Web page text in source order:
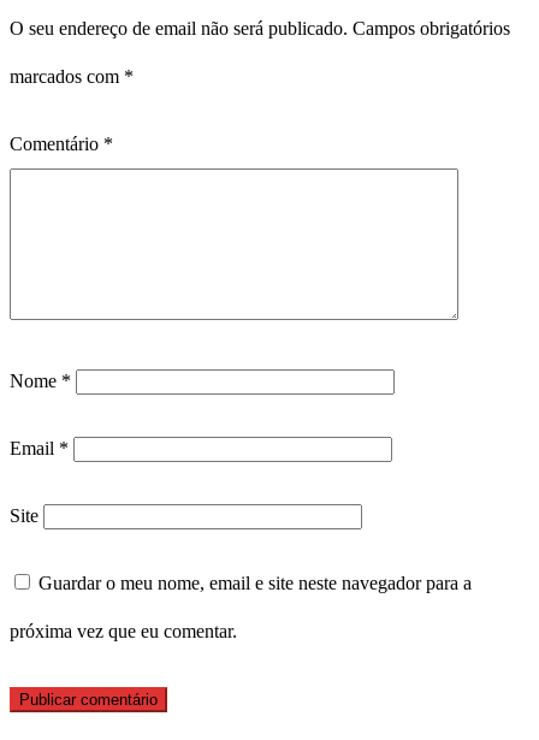
O seu endereço de email não será publicado. Campos obrigatórios
marcados com *
Comentário *
Nome *
Email *
Site
Guardar o meu nome, email e site neste navegador para a
próxima vez que eu comentar.